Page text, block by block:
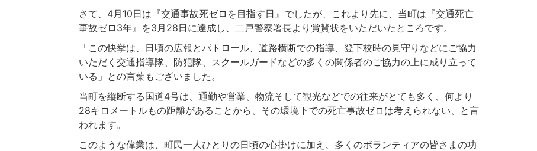
さて、4月10日は『交通事故死ゼロを目指す日』でしたが、これより先に、当町は『交通死亡
事故ゼロ3年』を3月28日に達成し、二戸警察署長より賞賛状をいただいたところです。
「この快挙は、日頃の広報とパトロール、道路横断での指導、登下校時の見守りなどにご協力
いただく交通指導隊、防犯隊、スクールガードなどの多くの関係者のご協力の上に成り立って
いる」との言葉もございました。
当町を縦断する国道4号は、通勤や営業、物流そして観光などでの往来がとても多く、何より
28キロメートルもの距離があることから、その環境下での死亡事故ゼロは考えられない、と言
われます。
このような偉業は、町民一人ひとりの日頃の心掛けに加え、多くのボランティアの皆さまの功